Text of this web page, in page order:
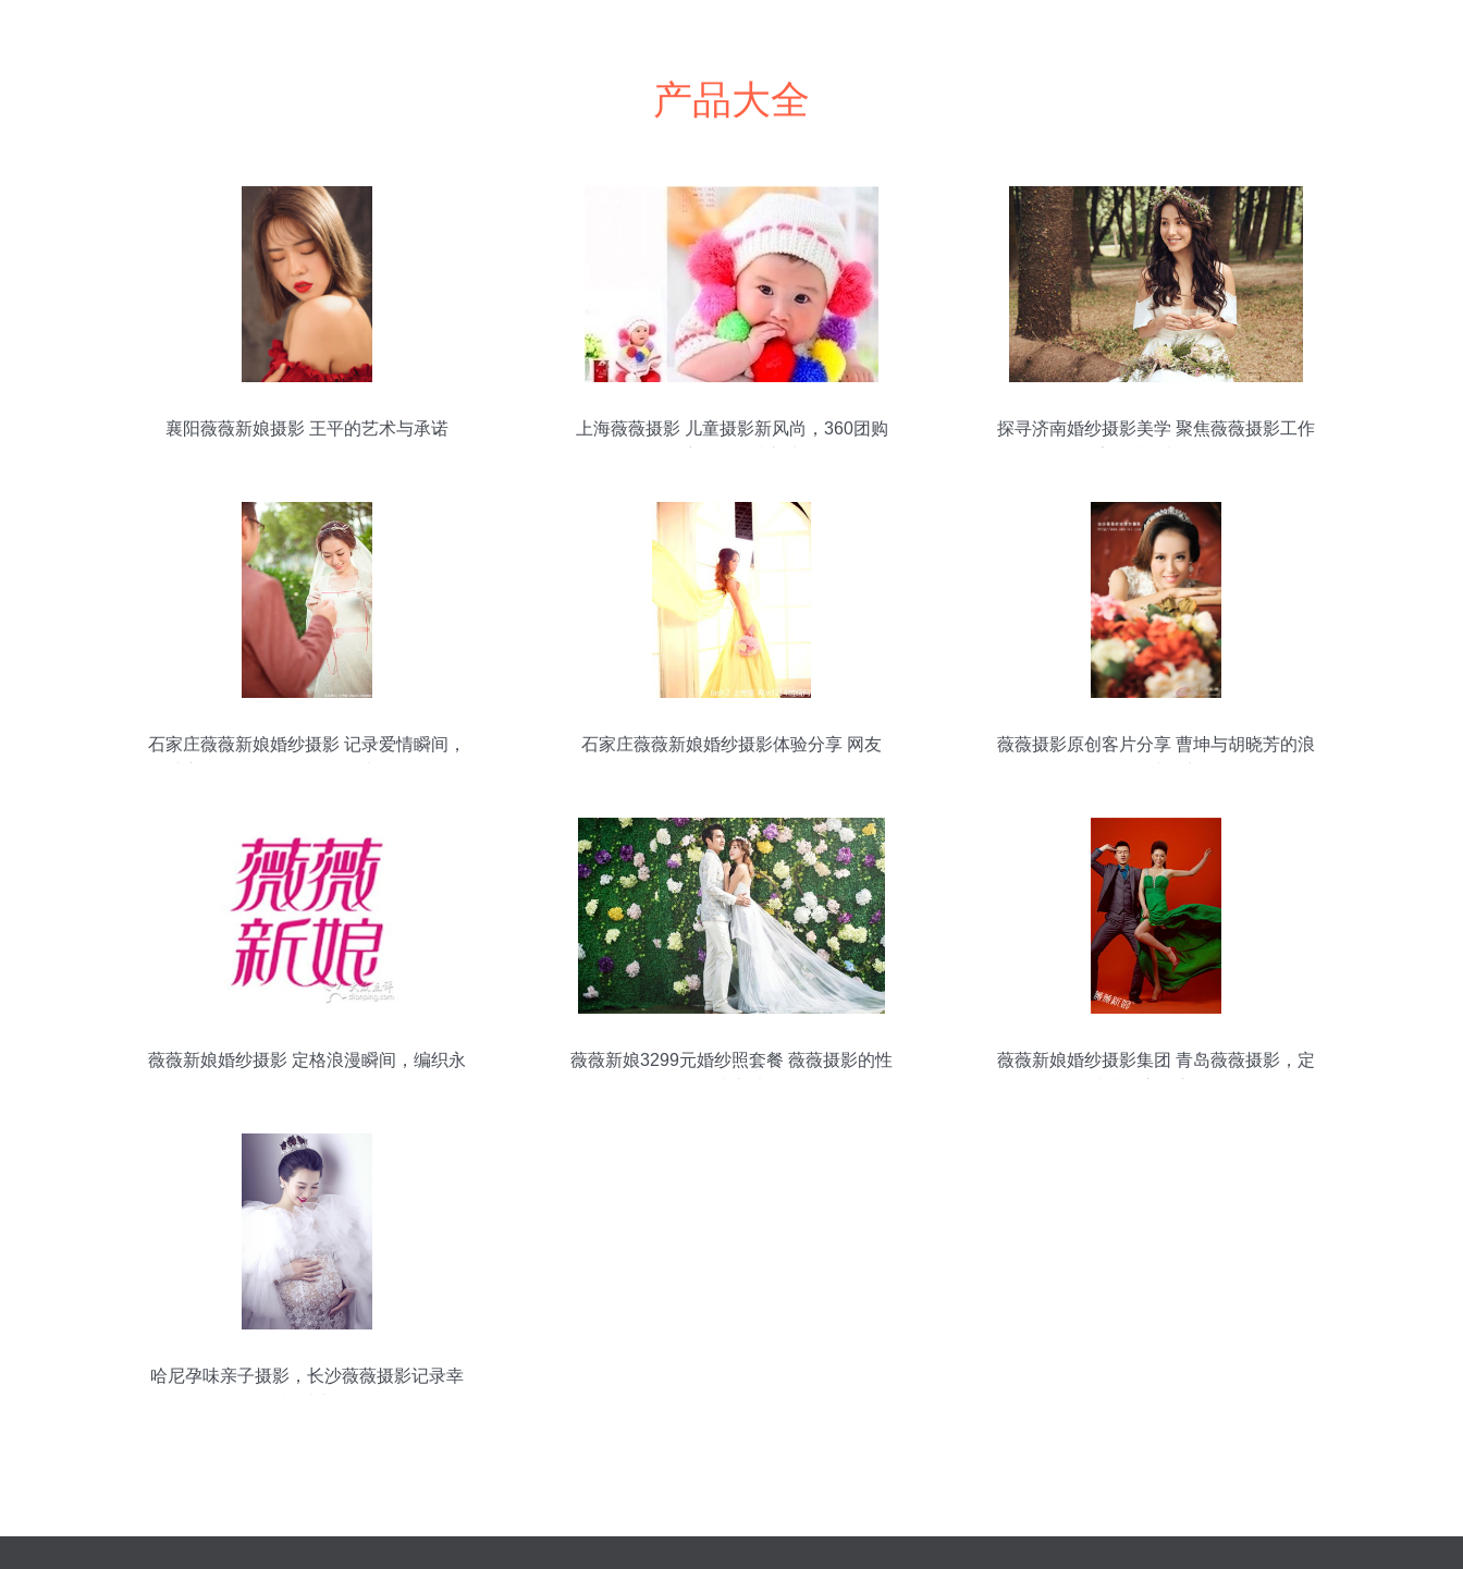
产品大全
襄阳薇薇新娘摄影 王平的艺术与承诺
上海薇薇摄影 儿童摄影新风尚，360团购
探寻济南婚纱摄影美学 聚焦薇薇摄影工作
石家庄薇薇新娘婚纱摄影 记录爱情瞬间，
石家庄薇薇新娘婚纱摄影体验分享 网友
薇薇摄影原创客片分享 曹坤与胡晓芳的浪
薇薇新娘婚纱摄影 定格浪漫瞬间，编织永
薇薇新娘3299元婚纱照套餐 薇薇摄影的性
薇薇新娘婚纱摄影集团 青岛薇薇摄影，定
哈尼孕味亲子摄影，长沙薇薇摄影记录幸